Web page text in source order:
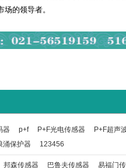
的领导者。
器 p+f P+F光电传感器 P+F超声
涌保护器 123456
邦森传感器 巴鲁夫传感器 易福门